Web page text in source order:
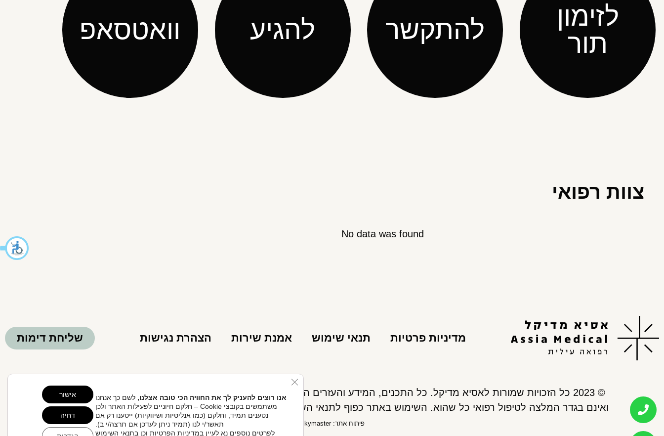
לזימון
תור
להתקשר להגיע וואטסאפ
צוות רפואי
No data was found
מדיניות פרטיות תנאי שימוש אמנת שירות הצהרת נגישות שליחת דימות
© 2023 כל הזכויות שמורות לאסיא מדיקל. כל התכנים, המידע והעזרים המופיעים באתר אסיא מדיקל, נועדו למתן אינפורמציה בלבד,
ואינם בגדר המלצה לטיפול רפואי כל שהוא. השימוש באתר כפוף לתנאי השימוש ואינו מחליף את אחריות הגולש לקבלת ייעוץ ע"י רופא.
פיתוח אתר: Skymaster
אנו רוצים להעניק לך את החוויה הכי טובה אצלנו, לשם כך אנחנו
משתמשים בקובצי Cookie – חלקם חיוניים לפעילות האתר ולכן
נטענים תמיד, וחלקם (כמו אנליטיות ושיווקיות) ייטענו רק אם
תאשר/י לנו (תמיד ניתן לעדכן אם תרצה/י ב).
לפרטים נוספים נא לעיין במדיניות הפרטיותוכן בתנאי השימוש
אישור
דחיה
Close GDPR Cookie Banner